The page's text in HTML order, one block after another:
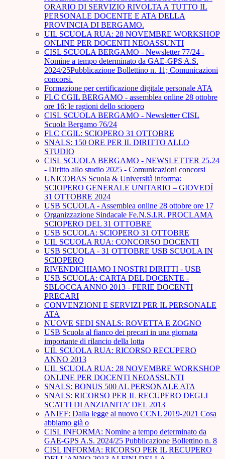
ORARIO DI SERVIZIO RIVOLTA A TUTTO IL
PERSONALE DOCENTE E ATA DELLA
PROVINCIA DI BERGAMO.
UIL SCUOLA RUA: 28 NOVEMBRE WORKSHOP
ONLINE PER DOCENTI NEOASSUNTI
CISL SCUOLA BERGAMO - Newsletter 77/24 -
Nomine a tempo determinato da GAE-GPS A.S.
2024/25Pubblicazione Bollettino n. 11; Comunicazioni
concorsi.
Formazione per certificazione digitale personale ATA
FLC CGIL BERGAMO - assemblea online 28 ottobre
ore 16: le ragioni dello sciopero
CISL SCUOLA BERGAMO - Newsletter CISL
Scuola Bergamo 76/24
FLC CGIL: SCIOPERO 31 OTTOBRE
SNALS: 150 ORE PER IL DIRITTO ALLO
STUDIO
CISL SCUOLA BERGAMO - NEWSLETTER 25.24
- Diritto allo studio 2025 - Comunicazioni concorsi
UNICOBAS Scuola & Università informa:
SCIOPERO GENERALE UNITARIO – GIOVEDÍ
31 OTTOBRE 2024
USB SCUOLA - Assemblea online 28 ottobre ore 17
Organizzazione Sindacale Fe.N.S.I.R. PROCLAMA
SCIOPERO DEL 31 OTTOBRE
USB SCUOLA: SCIOPERO 31 OTTOBRE
UIL SCUOLA RUA: CONCORSO DOCENTI
USB SCUOLA - 31 OTTOBRE USB SCUOLA IN
SCIOPERO
RIVENDICHIAMO I NOSTRI DIRITTI - USB
USB SCUOLA: CARTA DEL DOCENTE -
SBLOCCA ANNO 2013 - FERIE DOCENTI
PRECARI
CONVENZIONI E SERVIZI PER IL PERSONALE
ATA
NUOVE SEDI SNALS: ROVETTA E ZOGNO
USB Scuola al fianco dei precari in una giornata
importante di rilancio della lotta
UIL SCUOLA RUA: RICORSO RECUPERO
ANNO 2013
UIL SCUOLA RUA: 28 NOVEMBRE WORKSHOP
ONLINE PER DOCENTI NEOASSUNTI
SNALS: BONUS 500 AL PERSONALE ATA
SNALS: RICORSO PER IL RECUPERO DEGLI
SCATTI DI ANZIANITA’ DEL 2013
ANIEF: Dalla legge al nuovo CCNL 2019-2021 Cosa
abbiamo già o
CISL INFORMA: Nomine a tempo determinato da
GAE-GPS A.S. 2024/25 Pubblicazione Bollettino n. 8
CISL INFORMA: RICORSO PER IL RECUPERO